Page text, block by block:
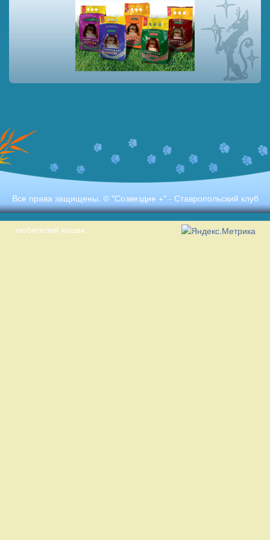
Все права защищены. © "Созвездие +" - Ставропольский клуб
любителей кошек